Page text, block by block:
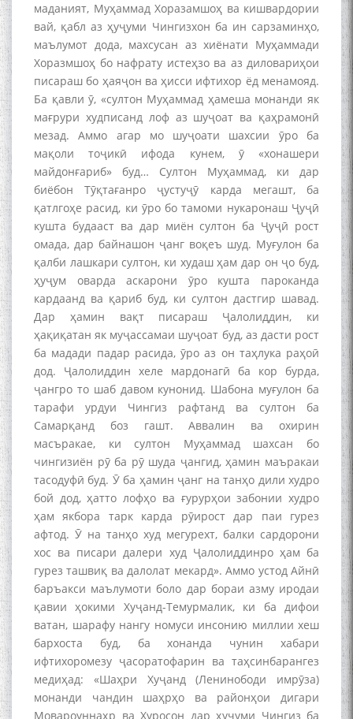
маданият, Муҳаммад Хоразамшоҳ ва кишвардории
вай, қабл аз ҳуҷуми Чингизхон ба ин сарзаминҳо,
маълумот дода, махсусан аз хиёнати Муҳаммади
Хоразмшоҳ бо нафрату истеҳзо ва аз диловариҳои
писараш бо ҳаяҷон ва ҳисси ифтихор ёд менамояд.
Ба қавли ӯ, «султон Муҳаммад ҳамеша монанди як
мағрури худписанд лоф аз шуҷоат ва қаҳрамонӣ
мезад. Аммо агар мо шуҷоати шахсии ӯро ба
мақоли тоҷикӣ ифода кунем, ӯ «хонашери
майдонғариб» буд… Султон Муҳаммад, ки дар
биёбон Тӯқтағанро ҷустуҷӯ карда мегашт, ба
қатлгоҳе расид, ки ӯро бо тамоми нукаронаш Ҷуҷӣ
кушта будааст ва дар миён султон ба Ҷуҷӣ рост
омада, дар байнашон ҷанг воқеъ шуд. Муғулон ба
қалби лашкари султон, ки худаш ҳам дар он ҷо буд,
ҳуҷум оварда аскарони ӯро кушта пароканда
кардаанд ва қариб буд, ки султон дастгир шавад.
Дар ҳамин вақт писараш Ҷалолиддин, ки
ҳақиқатан як муҷассамаи шуҷоат буд, аз дасти рост
ба мадади падар расида, ӯро аз он таҳлука раҳоӣ
дод. Ҷалолиддин хеле мардонагӣ ба кор бурда,
ҷангро то шаб давом кунонид. Шабона муғулон ба
тарафи урдуи Чингиз рафтанд ва султон ба
Самарқанд боз гашт. Аввалин ва охирин
масъракае, ки султон Муҳаммад шахсан бо
чингизиён рӯ ба рӯ шуда ҷангид, ҳамин маъракаи
тасодуфӣ буд. Ӯ ба ҳамин ҷанг на танҳо дили худро
бой дод, ҳатто лофҳо ва ғурурҳои забонии худро
ҳам якбора тарк карда рӯирост дар паи гурез
афтод. Ӯ на танҳо худ мегурехт, балки сардорони
хос ва писари далери худ Ҷалолиддинро ҳам ба
гурез ташвиқ ва далолат мекард». Аммо устод Айнӣ
баръакси маълумоти боло дар бораи азму иродаи
қавии ҳокими Хуҷанд-Темурмалик, ки ба дифои
ватан, шарафу нангу номуси инсонию миллии хеш
бархоста буд, ба хонанда чунин хабари
ифтихоромезу ҷасоратофарин ва таҳсинбарангез
медиҳад: «Шаҳри Хуҷанд (Ленинободи имрӯза)
монанди чандин шаҳрҳо ва районҳои дигари
Мовароуннаҳр ва Хуросон дар ҳуҷуми Чингиз ба